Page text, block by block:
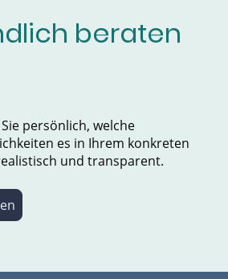
beraten
persönlich, welche
es in Ihrem konkreten
und transparent.